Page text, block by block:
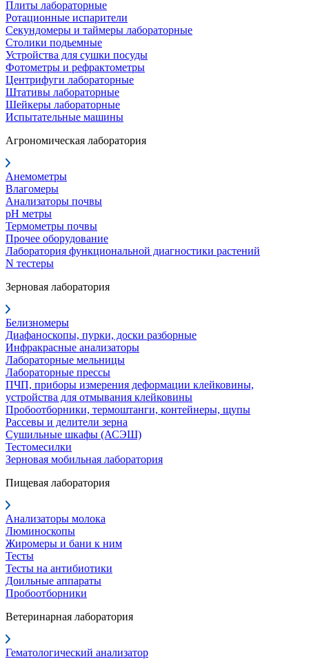
Плиты лабораторные
Ротационные испарители
Секундомеры и таймеры лабораторные
Столики подьемные
Устройства для сушки посуды
Фотометры и рефрактометры
Центрифуги лабораторные
Штативы лабораторные
Шейкеры лабораторные
Испытательные машины
Агрономическая лаборатория
Анемометры
Влагомеры
Анализаторы почвы
pH метры
Термометры почвы
Прочее оборудование
Лаборатория функциональной диагностики растений
N тестеры
Зерновая лаборатория
Белизномеры
Диафаноскопы, пурки, доски разборные
Инфракрасные анализаторы
Лабораторные мельницы
Лабораторные прессы
ПЧП, приборы измерения деформации клейковины,
устройства для отмывания клейковины
Пробоотборники, термоштанги, контейнеры, щупы
Рассевы и делители зерна
Сушильные шкафы (АСЭШ)
Тестомесилки
Зерновая мобильная лаборатория
Пищевая лаборатория
Анализаторы молока
Люминоскопы
Жиромеры и бани к ним
Тесты
Тесты на антибиотики
Доильные аппараты
Пробоотборники
Ветеринарная лаборатория
Гематологический анализатор